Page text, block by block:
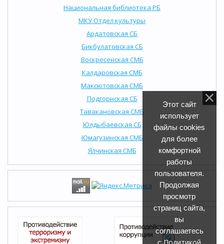
Национальная библиотека РБ
МКУ Отдел культуры
Ардатовская СБ
Бикбулатовская СБ
Воскресенская СМБ
Калдаровская СМБ
Максютовская СМБ
Подгорнская СБ
Тавакановская СМБ
Юлдыбаевская СБ
Юмагузинская СМБ
Ялчинская СМБ
Этот сайт
использует
файлы cookies
для более
комфортной
работы
пользователя.
Продолжая
просмотр
страниц сайта,
вы
соглашаетесь